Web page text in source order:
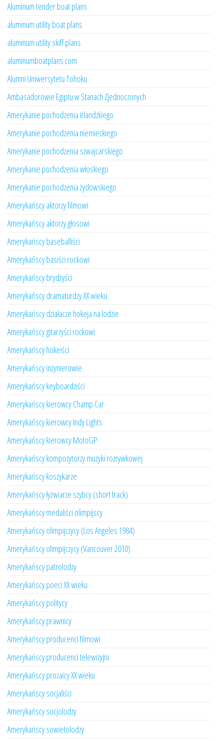
Aluminum tender boat plans
aluminum utility boat plans
aluminum utility skiff plans
aluminumboatplans.com
Alumni Uniwersytetu Tohoku
Ambasadorowie Egiptu w Stanach Zjednoczonych
Amerykanie pochodzenia irlandzkiego
Amerykanie pochodzenia niemieckiego
Amerykanie pochodzenia szwajcarskiego
Amerykanie pochodzenia włoskiego
Amerykanie pochodzenia żydowskiego
Amerykańscy aktorzy filmowi
Amerykańscy aktorzy głosowi
Amerykańscy baseballiści
Amerykańscy basiści rockowi
Amerykańscy brydżyści
Amerykańscy dramaturdzy XX wieku
Amerykańscy działacze hokeja na lodzie
Amerykańscy gitarzyści rockowi
Amerykańscy hokeiści
Amerykańscy inżynierowie
Amerykańscy keyboardziści
Amerykańscy kierowcy Champ Car
Amerykańscy kierowcy Indy Lights
Amerykańscy kierowcy MotoGP
Amerykańscy kompozytorzy muzyki rozrywkowej
Amerykańscy koszykarze
Amerykańscy łyżwiarze szybcy (short track)
Amerykańscy medaliści olimpijscy
Amerykańscy olimpijczycy (Los Angeles 1984)
Amerykańscy olimpijczycy (Vancouver 2010)
Amerykańscy patrolodzy
Amerykańscy poeci XX wieku
Amerykańscy politycy
Amerykańscy prawnicy
Amerykańscy producenci filmowi
Amerykańscy producenci telewizyjni
Amerykańscy prozaicy XX wieku
Amerykańscy socjaliści
Amerykańscy socjolodzy
Amerykańscy sowietolodzy